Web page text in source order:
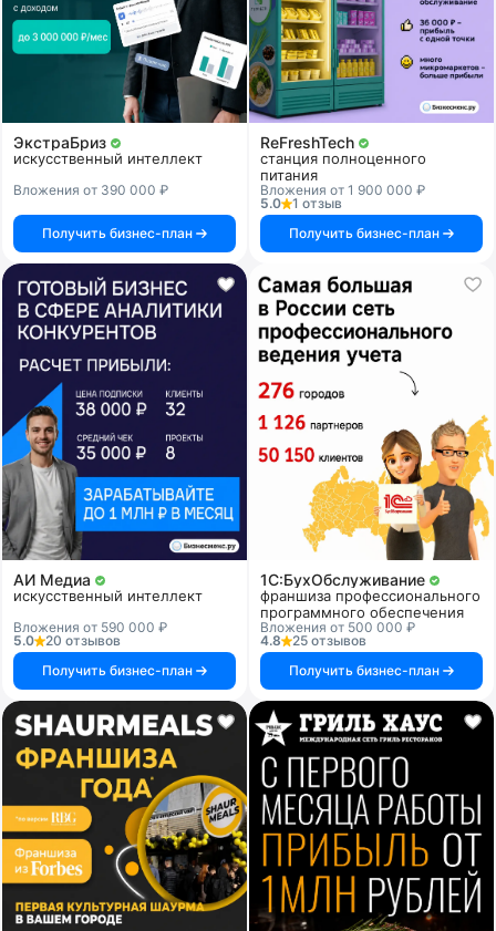
ЭкстраБриз
искусственный интеллект
Вложения от 390 000 ₽
Получить бизнес-план
ReFreshTech
станция полноценного
питания
Вложения от 1 900 000 ₽
5.0
1 отзыв
Получить бизнес-план
АИ Медиа
искусственный интеллект
Вложения от 590 000 ₽
5.0
20 отзывов
Получить бизнес-план
1C:БухОбслуживание
франшиза профессионального
программного обеспечения
Вложения от 500 000 ₽
4.8
25 отзывов
Получить бизнес-план